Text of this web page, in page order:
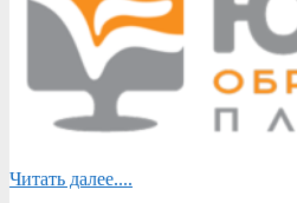
Читать далее....